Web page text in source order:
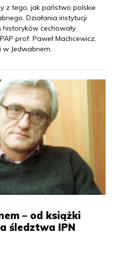
z tego, jak państwo polskie
Działania instytucji
cechowały
prof. Paweł Machcewicz,
w Jedwabnem.
– od książki
śledztwa IPN